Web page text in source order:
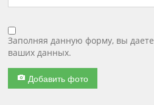
Заполняя данную форму, вы даете
ваших данных.
Добавить фото